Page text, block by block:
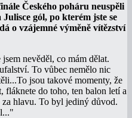
Českého poháru neuspěli
gól, po kterém jste se
o vzájemné výměně vítězství
nevěděl, co mám dělat.
To vůbec nemělo nic
jsou takové momenty, že
fláknete do toho, ten balon letí a
za hlavu. To byl jediný důvod.